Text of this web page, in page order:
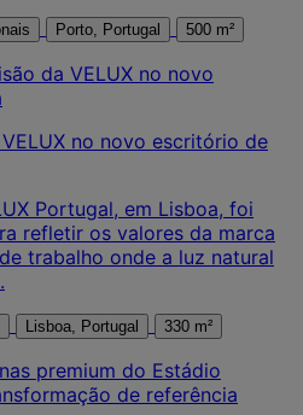
Porto, Portugal 500 m²
no novo escritório de
Portugal, em Lisboa, foi
refletir os valores da marca
trabalho onde a luz natural
Lisboa, Portugal 330 m²